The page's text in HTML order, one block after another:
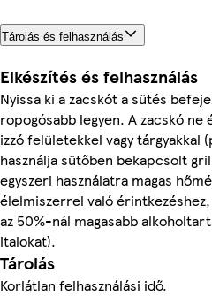
Tárolás és felhasználás
Elkészítés és felhasználás
Nyissa ki a zacskót a sütés
ropogósabb legyen. A zacskó
izzó felületekkel vagy tárgyakkal
használja sütőben bekapcsolt
egyszeri használatra magas
élelmiszerrel való
az 50%-nál magasabb
italokat).
Tárolás
Korlátlan felhasználási idő.